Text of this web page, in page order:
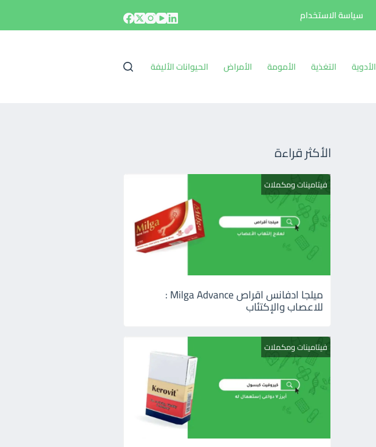
سياسة الاستخدام
الأدوية التغذية الأمومة الأمراض الحيوانات الأليفة
الأكثر قراءة
فيتامينات ومكملات
ميلجا ادفانس اقراص Milga Advance :
للاعصاب والإكتئاب
فيتامينات ومكملات